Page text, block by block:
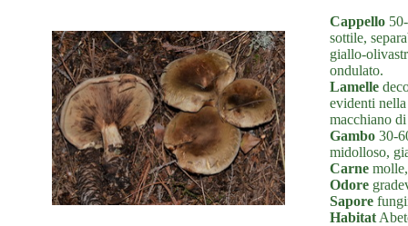
Cappello
sottile,
giallo-
ondulato.
Lamelle
evidenti
macchiano
Gambo 30-
midolloso,
Carne
Odore
Sapore
Habitat